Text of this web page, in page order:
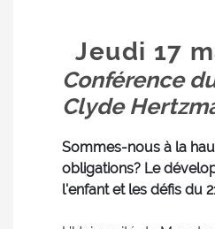
Jeudi 17
Conférence
Clyde
Sommes-nous à la
obligations? Le
l'enfant et les défis du